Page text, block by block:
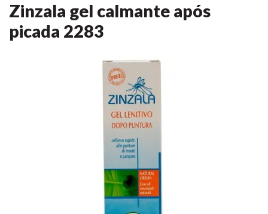
Zinzala gel calmante após
picada 2283